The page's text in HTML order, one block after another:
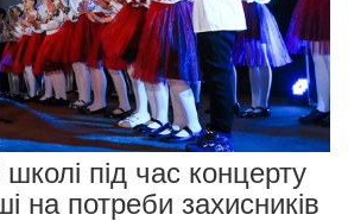
під час концерту
на потреби захисників